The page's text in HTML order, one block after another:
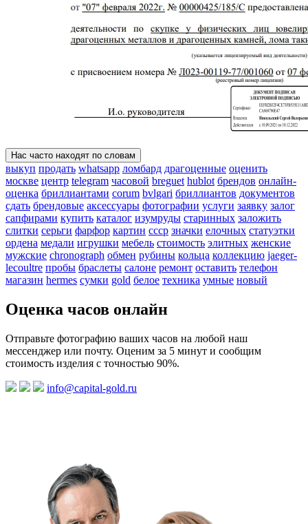
Нас часто находят по словам
выкуп продать whatsapp ломбард драгоценные оценить
москве центр telegram часовой breguet hublot брендов онлайн-
оценка бриллиантами corum bvlgari бриллиантов документов
сдать брендовые аксессуары фотографии услуги заявку залог
сапфирами купить каталог изумруды старинных заложить
слитки серьги фарфор картин ссср значки елочных статуэтки
ордена медали игрушки мебель стоимость элитных женские
мужские chronograph обмен рубины кольца коллекцию jaeger-
lecoultre пробы браслеты салоне ремонт оставить телефон
магазин hermes сумки gold белое техника умные новый
Оценка часов онлайн
Отправьте фотографию ваших часов на любой наш
мессенджер или почту. Оценим за 5 минут и сообщим
стоимость изделия с точностью 90%.
info@capital-gold.ru